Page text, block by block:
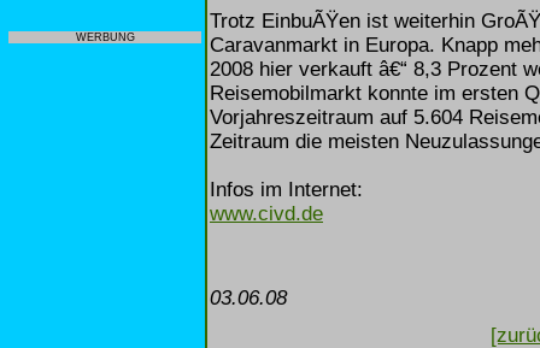
WERBUNG
Trotz EinbuÃŸen ist weiterhin
Caravanmarkt in Europa. Knapp
2008 hier verkauft â€“ 8,3 Prozent
Reisemobilmarkt konnte im ersten
Vorjahreszeitraum auf 5.604
Zeitraum die meisten
Infos im Internet:
www.civd.de
03.06.08